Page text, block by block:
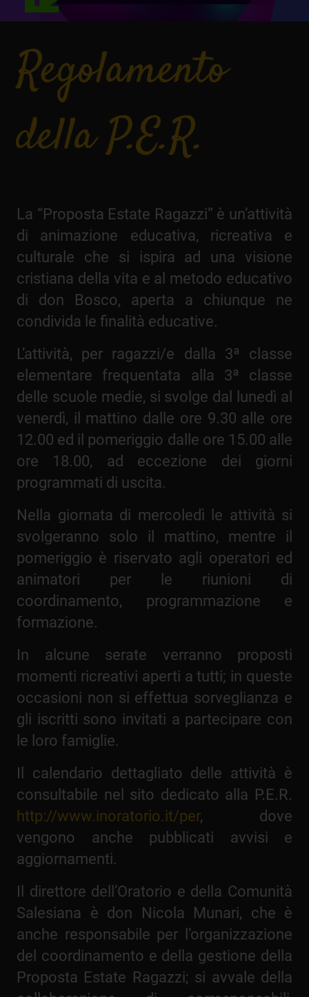
Regolamento
della P.E.R.
La “Proposta Estate Ragazzi” è un’attività
di animazione educativa, ricreativa e
culturale che si ispira ad una visione
cristiana della vita e al metodo educativo
di don Bosco, aperta a chiunque ne
condivida le finalità educative.
L’attività, per ragazzi/e dalla 3ª classe
elementare frequentata alla 3ª classe
delle scuole medie, si svolge dal lunedì al
venerdì, il mattino dalle ore 9.30 alle ore
12.00 ed il pomeriggio dalle ore 15.00 alle
ore 18.00, ad eccezione dei giorni
programmati di uscita.
Nella giornata di mercoledì le attività si
svolgeranno solo il mattino, mentre il
pomeriggio è riservato agli operatori ed
animatori per le riunioni di
coordinamento, programmazione e
formazione.
In alcune serate verranno proposti
momenti ricreativi aperti a tutti; in queste
occasioni non si effettua sorveglianza e
gli iscritti sono invitati a partecipare con
le loro famiglie.
Il calendario dettagliato delle attività è
consultabile nel sito dedicato alla P.E.R.
http://www.inoratorio.it/per, dove
vengono anche pubblicati avvisi e
aggiornamenti.
Il direttore dell’Oratorio e della Comunità
Salesiana è don Nicola Munari, che è
anche responsabile per l’organizzazione
del coordinamento e della gestione della
Proposta Estate Ragazzi; si avvale della